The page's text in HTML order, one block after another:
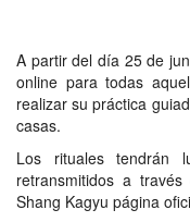
A partir del día 25 de
online para todas
realizar su práctica
casas.
Los rituales
retransmitidos a
Shang Kagyu página